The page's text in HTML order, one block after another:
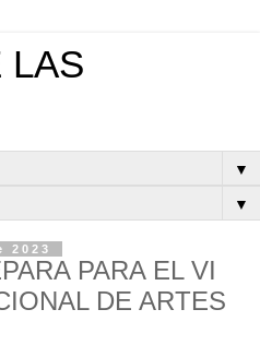
LAS
▼
▼
2023
PARA EL VI
DE ARTES